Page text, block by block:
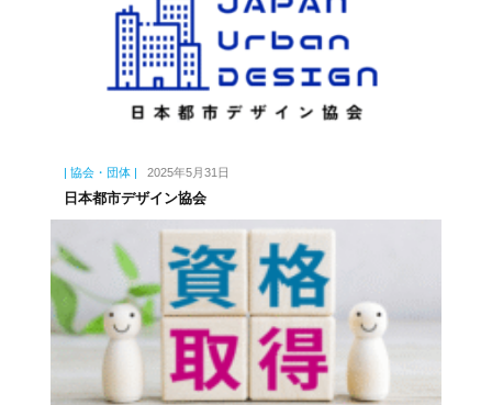
| 協会・団体 | 2025年5月31日
日本都市デザイン協会